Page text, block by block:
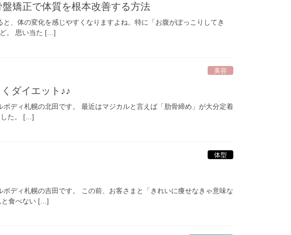
矯正で体質を根本改善する方法
、体の変化を感じやすくなりますよね。特に「お腹がぽっこりしてき
。 思い当た […]
美容
ダイエット♪♪
ディ札幌の北田です。 最近はマジカルと言えば「肋骨締め」が大分定着
した。 […]
体型
ディ札幌の吉田です。 この前、お客さまと「きれいに痩せなきゃ意味な
と食べない […]